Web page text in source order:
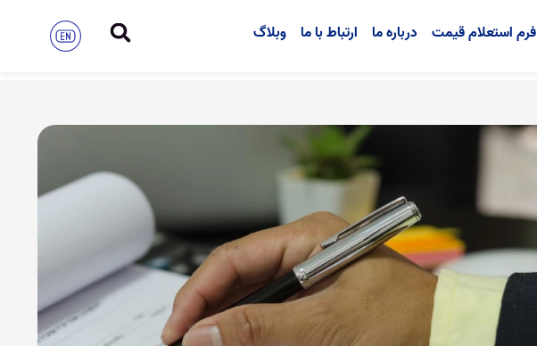
فرم استعلام قیمت درباره ما ارتباط با ما وبلاگ